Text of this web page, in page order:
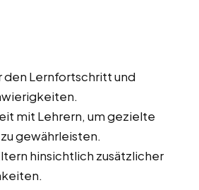
den Lernfortschritt und
mit Lehrern, um gezielte
gewährleisten.
hinsichtlich zusätzlicher